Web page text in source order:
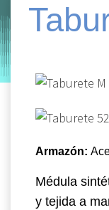
Entorno |
Armazón:
Médula
y tejida a